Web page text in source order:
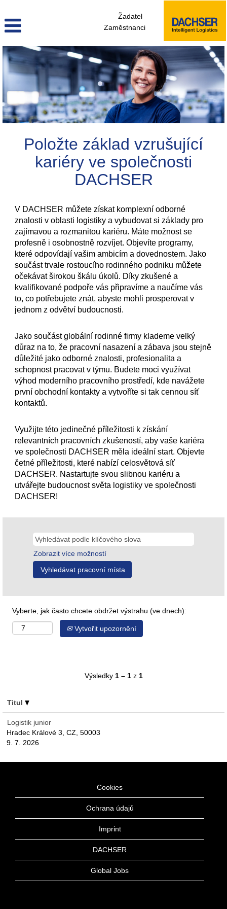
Žadatel
Zaměstnanci
zacinajici_kariera_cz
Položte základ vzrušující
kariéry ve společnosti
DACHSER
V DACHSER můžete získat komplexní odborné
znalosti v oblasti logistiky a vybudovat si základy pro
zajímavou a rozmanitou kariéru. Máte možnost se
profesně i osobnostně rozvíjet. Objevíte programy,
které odpovídají vašim ambicím a dovednostem. Jako
součást trvale rostoucího rodinného podniku můžete
očekávat širokou škálu úkolů. Díky zkušené a
kvalifikované podpoře vás připravíme a naučíme vás
to, co potřebujete znát, abyste mohli prosperovat v
jednom z odvětví budoucnosti.
Jako součást globální rodinné firmy klademe velký
důraz na to, že pracovní nasazení a zábava jsou stejně
důležité jako odborné znalosti, profesionalita a
schopnost pracovat v týmu. Budete moci využívat
výhod moderního pracovního prostředí, kde navážete
první obchodní kontakty a vytvoříte si tak cennou síť
kontaktů.
Využijte této jedinečné příležitosti k získání
relevantních pracovních zkušeností, aby vaše kariéra
ve společnosti DACHSER měla ideální start. Objevte
četné příležitosti, které nabízí celosvětová síť
DACHSER. Nastartujte svou slibnou kariéru a
utvářejte budoucnost světa logistiky ve společnosti
DACHSER!
Zobrazit více možností
Vyberte, jak často chcete obdržet výstrahu (ve dnech):
Vytvořit upozornění
Výsledky 1 – 1z 1
Titul
Logistik junior
Hradec Králové 3, CZ, 50003
9. 7. 2026
Cookies
Ochrana údajů
Imprint
DACHSER
Global Jobs